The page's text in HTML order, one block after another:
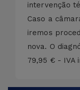
intervenção
Caso a
iremos
nova. O
79,95 € - IVA